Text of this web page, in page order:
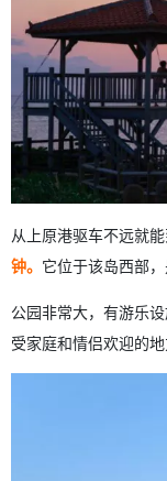
从上原港驱车不远就
钟。 它位于该岛西部
公园非常大，有游乐
受家庭和情侣欢迎的地